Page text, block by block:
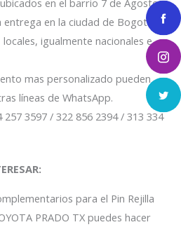
en la ciudad de Bogotá.
igualmente nacionales e
mas personalizado pueden
líneas de WhatsApp.
257 3597 / 322 856 2394 / 313 334
para el Pin Rejilla
PRADO TX puedes hacer